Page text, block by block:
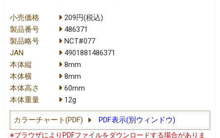
小売価格
209円(税込)
製品番号
486371
製品略号
NCT#077
JAN
4901881486371
本体縦
8mm
本体横
8mm
本体高さ
60mm
本体重量
12g
カラーチャート(PDF) PDF表示(別ウィンドウ)
※ブラウザによりPDFファイルをダウンロードする場合がありま